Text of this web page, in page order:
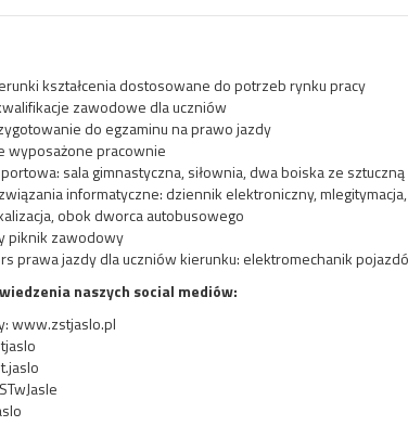
kształcenia dostosowane do potrzeb rynku pracy
zawodowe dla uczniów
do egzaminu na prawo jazdy
wyposażone pracownie
sala gimnastyczna, siłownia, dwa boiska ze
informatyczne: dziennik elektroniczny,
obok dworca autobusowego
piknik zawodowy
prawa jazdy dla uczniów kierunku: elektromechanik
naszych social mediów:
www.zstjaslo.pl